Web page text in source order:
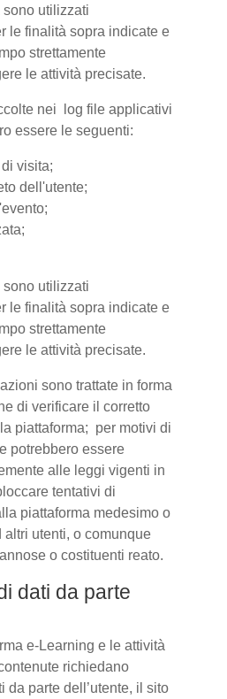
sono utilizzati
le finalità sopra indicate e
strettamente
le attività precisate.
nei log file applicativi
essere le seguenti:
visita;
dell'utente;
sono utilizzati
le finalità sopra indicate e
strettamente
le attività precisate.
sono trattate in forma
di verificare il corretto
piattaforma; per motivi di
potrebbero essere
alle leggi vigenti in
tentativi di
piattaforma medesimo o
altri utenti, o comunque
o costituenti reato.
dati da parte
e-Learning e le attività
richiedano
da parte dell’utente, il sito